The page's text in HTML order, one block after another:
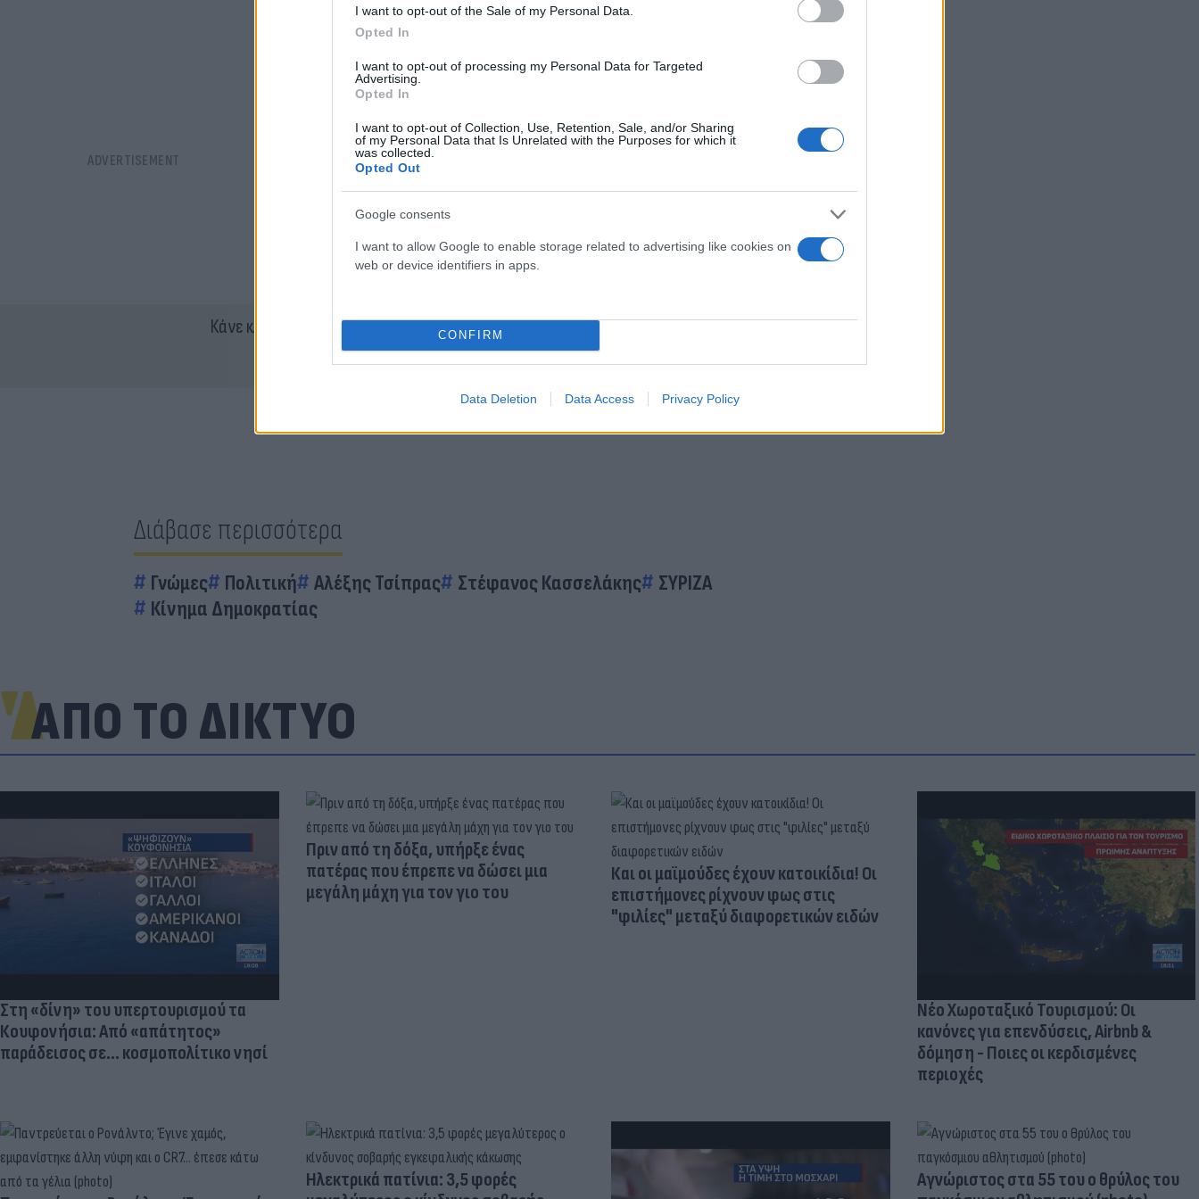
I want to opt-out of the Sale of my Personal Data.
Opted In
I want to opt-out of processing my Personal Data for Targeted
Advertising.
Opted In
I want to opt-out of Collection, Use, Retention, Sale, and/or Sharing
of my Personal Data that Is Unrelated with the Purposes for which it
was collected.
Opted Out
Google consents
I want to allow Google to enable storage related to advertising like cookies on
web or device identifiers in apps.
CONFIRM
Data Deletion Data Access Privacy Policy
Κάνε κλικ και δες περισσότεροFlash.grστην αναζήτηση τηςGoogle
Διάβασε περισσότερα
Γνώμες Πολιτική Αλέξης Τσίπρας Στέφανος Κασσελάκης
ΣΥΡΙΖΑ
Κίνημα Δημοκρατίας
ΑΠΟ ΤΟ ΔΙΚΤΥΟ
Στη «δίνη» του υπερτουρισμού τα
Κουφονήσια: Από «απάτητος»
παράδεισος σε... κοσμοπολίτικο νησί
Πριν από τη δόξα, υπήρξε ένας
πατέρας που έπρεπε να δώσει μια
μεγάλη μάχη για τον γιο του
Και οι μαϊμούδες έχουν κατοικίδια! Οι
επιστήμονες ρίχνουν φως στις
"φιλίες" μεταξύ διαφορετικών ειδών
Νέο Χωροταξικό Τουρισμού: Οι
κανόνες για επενδύσεις, Airbnb &
δόμηση - Ποιες οι κερδισμένες
περιοχές
Ηλεκτρικά πατίνια: 3,5 φορές
Aγνώριστος στα 55 του ο θρύλος του